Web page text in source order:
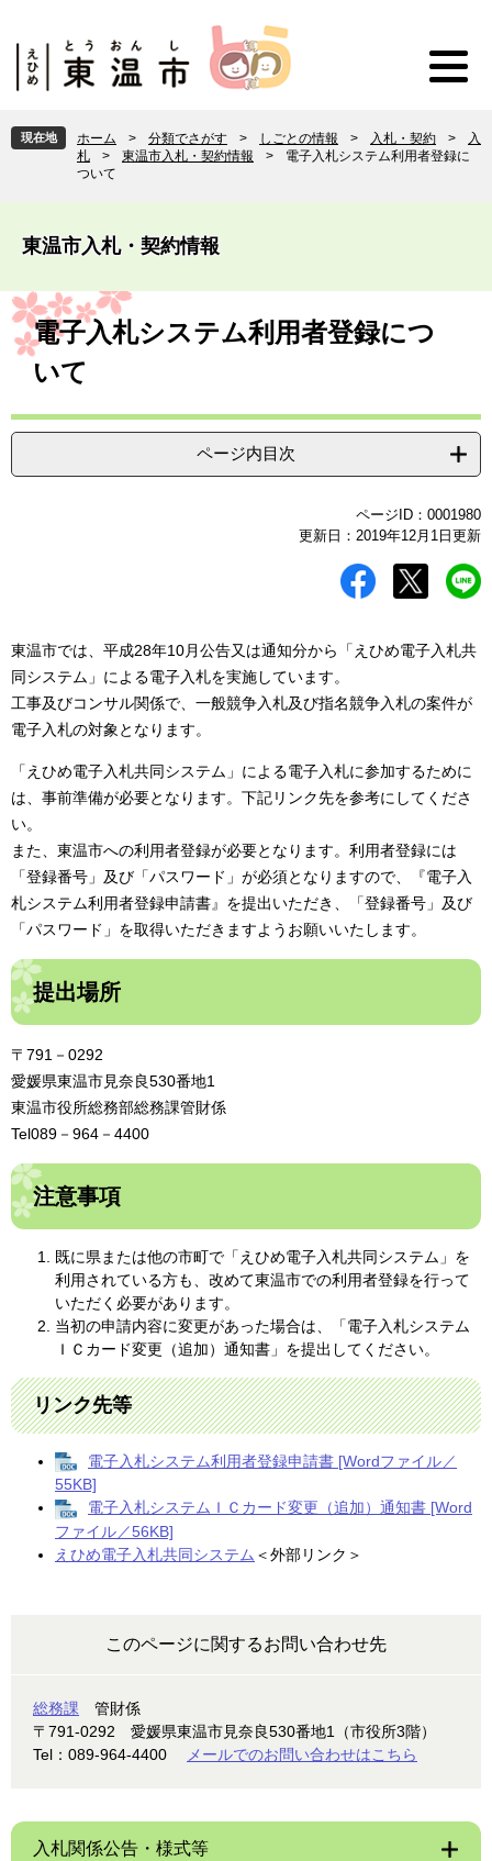
頭
で
飛
ば
現在地 ホーム > 分類でさがす > しごとの情報 > 入札・契約 >
入
札
> 東温市入札・契約情報 >
電子入札システム利用者登録に
ついて
東温市入札・契約情報
本
文 電子入札システム利用者登録につ
いて
ページ内目次
ページID：0001980
更新日：2019年12月1日更新
東温市では、平成28年10月公告又は通知分から「えひめ電子入札共
同システム」による電子入札を実施しています。
工事及びコンサル関係で、一般競争入札及び指名競争入札の案件が
電子入札の対象となります。
「えひめ電子入札共同システム」による電子入札に参加するために
は、事前準備が必要となります。下記リンク先を参考にしてくださ
い。
また、東温市への利用者登録が必要となります。利用者登録には
「登録番号」及び「パスワード」が必須となりますので、『電子入
札システム利用者登録申請書』を提出いただき、「登録番号」及び
「パスワード」を取得いただきますようお願いいたします。
提出場所
〒791－0292
愛媛県東温市見奈良530番地1
東温市役所総務部総務課管財係
Tel089－964－4400
注意事項
既に県または他の市町で「えひめ電子入札共同システム」を
利用されている方も、改めて東温市での利用者登録を行って
いただく必要があります。
当初の申請内容に変更があった場合は、「電子入札システム
ＩＣカード変更（追加）通知書」を提出してください。
リンク先等
電子入札システム利用者登録申請書 [Wordファイル／
55KB]
電子入札システムＩＣカード変更（追加）通知書 [Word
ファイル／56KB]
えひめ電子入札共同システム ＜外部リンク＞
このページに関するお問い合わせ先
総務課
管財係
〒791-0292
愛媛県東温市見奈良530番地1（市役所3階）
Tel：089-964-4400
メールでのお問い合わせはこちら
入札関係公告・様式等